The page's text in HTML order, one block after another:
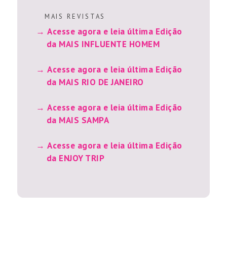
M A I S R E V I S T A S
Acesse agora e leia última Edição
da MAIS INFLUENTE HOMEM
Acesse agora e leia última Edição
da MAIS RIO DE JANEIRO
Acesse agora e leia última Edição
da MAIS SAMPA
Acesse agora e leia última Edição
da ENJOY TRIP